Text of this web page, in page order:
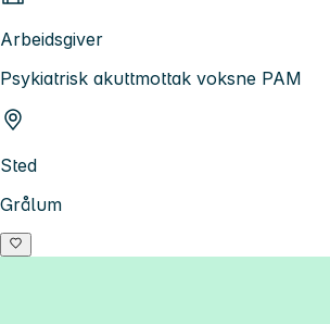
Arbeidsgiver
Psykiatrisk akuttmottak voksne PAM
Sted
Grålum